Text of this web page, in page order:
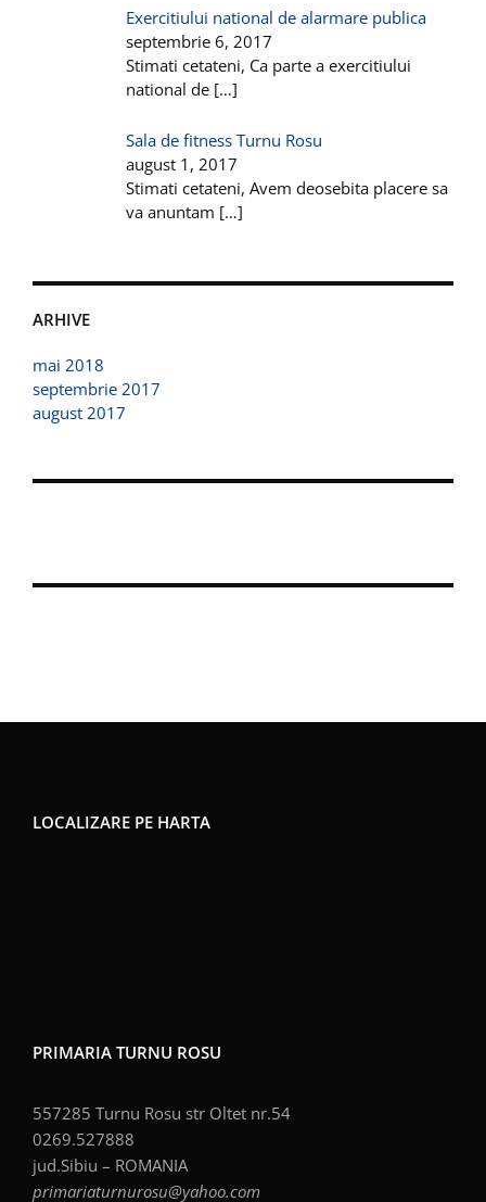
Exercitiului national de alarmare publica
septembrie 6, 2017
Stimati cetateni, Ca parte a exercitiului
national de […]
Sala de fitness Turnu Rosu
august 1, 2017
Stimati cetateni, Avem deosebita placere sa
va anuntam […]
ARHIVE
mai 2018
septembrie 2017
august 2017
LOCALIZARE PE HARTA
PRIMARIA TURNU ROSU
557285 Turnu Rosu str Oltet nr.54
0269.527888
jud.Sibiu – ROMANIA
primariaturnurosu@yahoo.com